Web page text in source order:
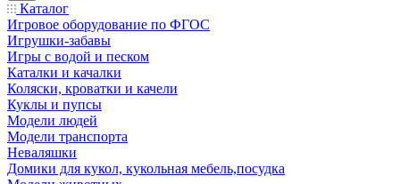
Каталог
Игровое оборудование по ФГОС
Игрушки-забавы
Игры с водой и песком
Каталки и качалки
Коляски, кроватки и качели
Куклы и пупсы
Модели людей
Модели транспорта
Неваляшки
Домики для кукол, кукольная мебель,посудка